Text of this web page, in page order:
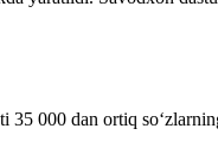
000 dan ortiq